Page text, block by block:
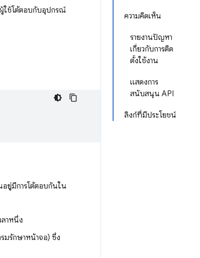
ความคิดเห็น
รายงานปัญหา
เกี่ยวกับการติด
ตั้งใช้งาน
แสดงการ
สนับสนุน API
ลิงก์ที่มีประโยชน์
ใช้โต้ตอบกับอุปกรณ์
ยู่มีการโต้ตอบกันใน
าหนึ่ง
มรักษาหน้าจอ) ซึ่ง